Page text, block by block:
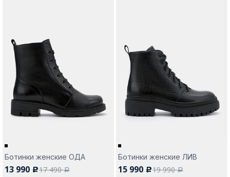
Ботинки женские ОДА
13 990 c17 490a
Ботинки женские ЛИВ
15 990 c19 990a